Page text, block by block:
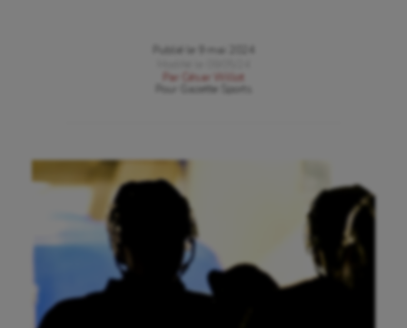
Publié le
9 mai 2024
Par
César Willot
Gazette Sports